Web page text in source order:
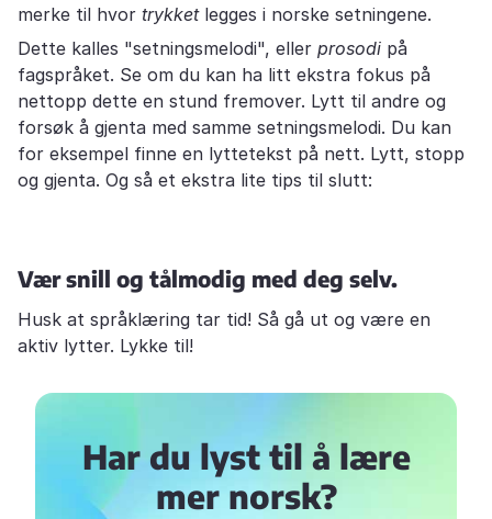
merke til hvor trykketlegges i norske setningene.
Dette kalles "setningsmelodi", eller prosodi på
fagspråket. Se om du kan ha litt ekstra fokus på
nettopp dette en stund fremover. Lytt til andre og
forsøk å gjenta med samme setningsmelodi. Du kan
for eksempel finne en lyttetekst på nett. Lytt, stopp
og gjenta. Og så et ekstra lite tips til slutt:
Vær snill og tålmodig med deg selv.
Husk at språklæring tar tid! Så gå ut og være en
aktiv lytter. Lykke til!
Har du lyst til å lære
mer norsk?